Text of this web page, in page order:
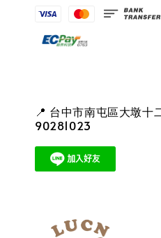
📍 台中市南屯區大墩十
90281023